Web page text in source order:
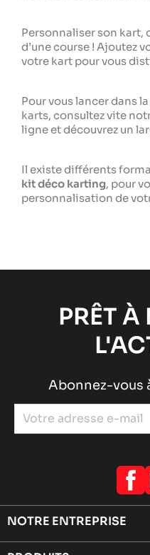
Personnaliser son kart,
d’une course ! Ajoutez
votre kart pour vous
Pour vous lancer dans
karts, consultez vite
ligne et découvrez un
Il existe différents
kit déco karting, pour
personnalisation de
PRÊT À
Abonnez-vous
NOTRE ENTREPRISE